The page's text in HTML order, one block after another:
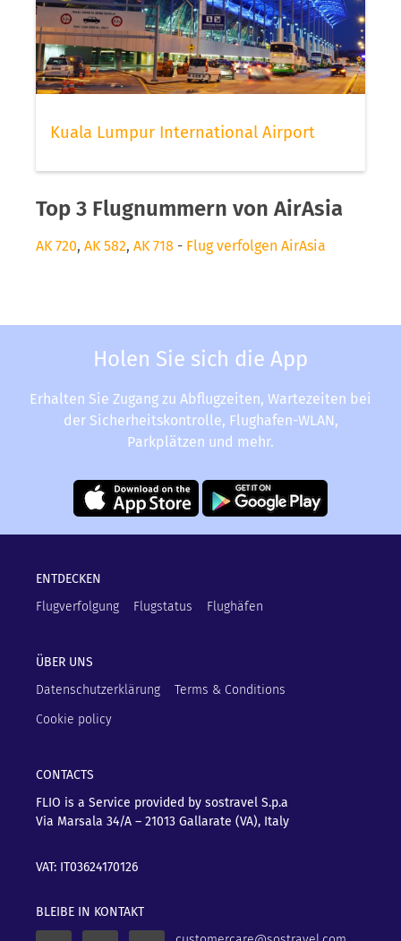
Kuala Lumpur International Airport
Top 3 Flugnummern von AirAsia
AK 720, AK 582, AK 718 - Flug verfolgen AirAsia
Holen Sie sich die App
Erhalten Sie Zugang zu Abflugzeiten, Wartezeiten bei
der Sicherheitskontrolle, Flughafen-WLAN,
Parkplätzen und mehr.
ENTDECKEN
Flugverfolgung
Flugstatus Flughäfen
ÜBER UNS
Datenschutzerklärung
Terms & Conditions
Cookie policy
CONTACTS
FLIO is a Service provided by sostravel S.p.a
Via Marsala 34/A – 21013 Gallarate (VA), Italy
VAT: IT03624170126
BLEIBE IN KONTAKT